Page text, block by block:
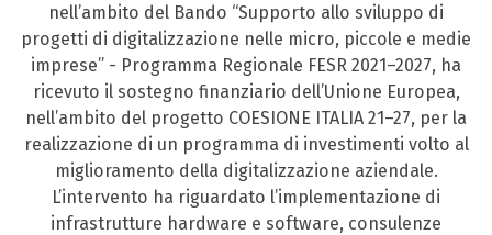
nell’ambito del Bando “Supporto allo sviluppo di
progetti di digitalizzazione nelle micro, piccole e medie
imprese” - Programma Regionale FESR 2021–2027, ha
ricevuto il sostegno finanziario dell’Unione Europea,
nell’ambito del progetto COESIONE ITALIA 21–27, per la
realizzazione di un programma di investimenti volto al
miglioramento della digitalizzazione aziendale.
L’intervento ha riguardato l’implementazione di
infrastrutture hardware e software, consulenze